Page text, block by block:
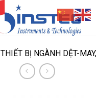
THIẾT BỊ NGÀNH DỆT-